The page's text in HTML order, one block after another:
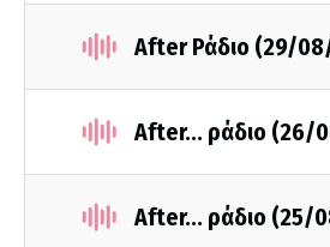
After Ράδιο (29/
After... ράδιο (26/
After... ράδιο (25/